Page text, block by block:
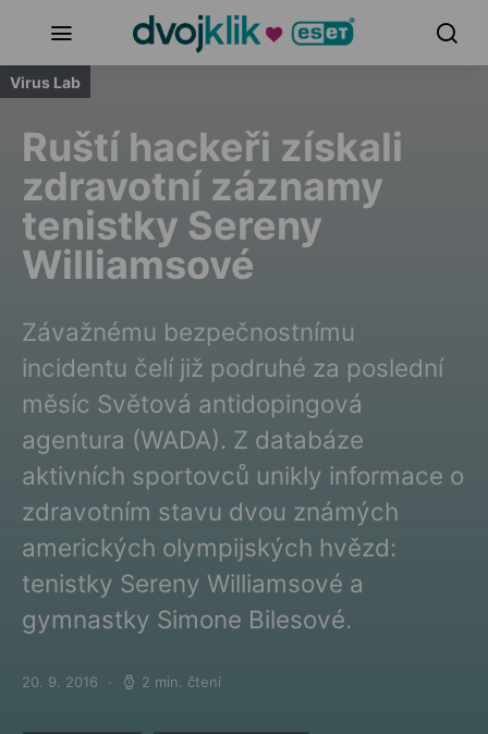
Virus Lab
Ruští hackeři získali
zdravotní záznamy
tenistky Sereny
Williamsové
Závažnému bezpečnostnímu
incidentu čelí již podruhé za poslední
měsíc Světová antidopingová
agentura (WADA). Z databáze
aktivních sportovců unikly informace o
zdravotním stavu dvou známých
amerických olympijských hvězd:
tenistky Sereny Williamsové a
gymnastky Simone Bilesové.
Posted on
20. 9. 2016 2 min. čtení